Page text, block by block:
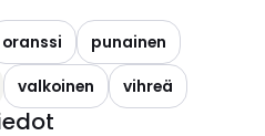
oranssi
punainen
valkoinen vihreä